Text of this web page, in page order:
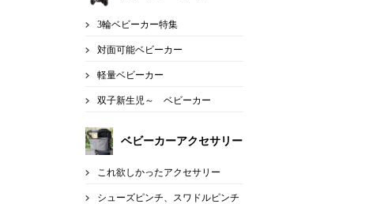
3輪ベビーカー特集
対面可能ベビーカー
軽量ベビーカー
双子新生児～ ベビーカー
ベビーカーアクセサリー
これ欲しかったアクセサリー
シューズピンチ、スワドルピンチ